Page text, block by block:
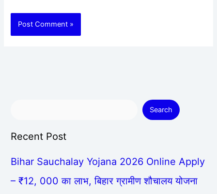
Search
Recent Post
Bihar Sauchalay Yojana 2026 Online Apply
– ₹12, 000 का लाभ, बिहार ग्रामीण शौचालय योजना